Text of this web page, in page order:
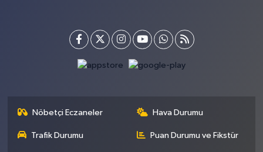
Nöbetçi Eczaneler Hava Durumu
Trafik Durumu Puan Durumu ve Fikstür